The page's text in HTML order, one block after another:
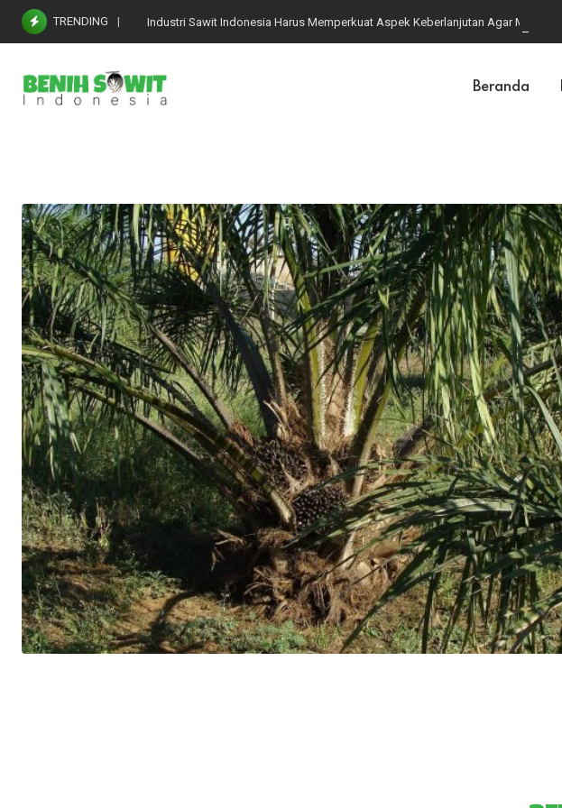
Skip
TRENDING Industri Sawit Indonesia Harus Memperkuat Aspek Keberlanjutan Agar Mampu
Beranda